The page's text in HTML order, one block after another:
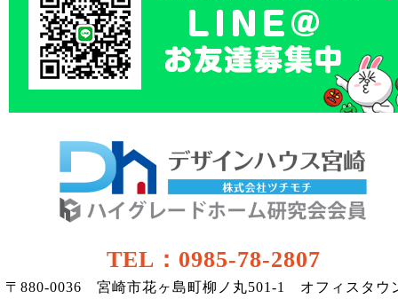
TEL：0985-78-2807
〒880-0036 宮崎市花ヶ島町柳ノ丸501-1 オフィスタウ